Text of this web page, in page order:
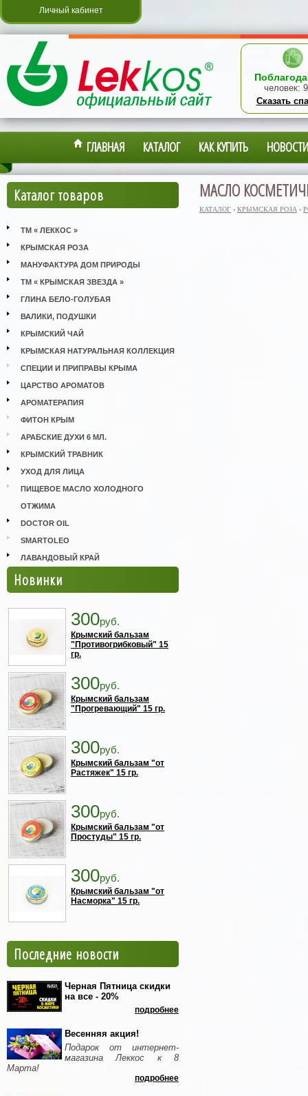
Личный кабинет
человек:
Сказать
ГЛАВНАЯ КАТАЛОГ КАК КУПИТЬ НОВОСТИ
Каталог товаров
ТМ « ЛЕККОС »
КРЫМСКАЯ РОЗА
МАНУФАКТУРА ДОМ ПРИРОДЫ
ТМ « КРЫМСКАЯ ЗВЕЗДА »
ГЛИНА БЕЛО-ГОЛУБАЯ
ВАЛИКИ, ПОДУШКИ
КРЫМСКИЙ ЧАЙ
КРЫМСКАЯ НАТУРАЛЬНАЯ КОЛЛЕКЦИЯ
СПЕЦИИ И ПРИПРАВЫ КРЫМА
ЦАРСТВО АРОМАТОВ
АРОМАТЕРАПИЯ
ФИТОН КРЫМ
АРАБСКИЕ ДУХИ 6 МЛ.
КРЫМСКИЙ ТРАВНИК
УХОД ДЛЯ ЛИЦА
ПИЩЕВОЕ МАСЛО ХОЛОДНОГО
ОТЖИМА
DOCTOR OIL
SMARTOLEO
ЛАВАНДОВЫЙ КРАЙ
Новинки
300руб.
Крымский бальзам
"Противогрибковый" 15
гр.
300руб.
Крымский бальзам
"Прогревающий" 15 гр.
300руб.
Крымский бальзам "от
Растяжек" 15 гр.
300руб.
Крымский бальзам "от
Простуды" 15 гр.
300руб.
Крымский бальзам "от
Насморка" 15 гр.
Последние новости
Черная Пятница скидки
на все - 20%
подробнее
Весенняя акция!
Подарок от интернет-
магазина Леккос к 8
Марта!
подробнее
МАСЛО
КАТАЛОГ › КРЫМСКАЯ РОЗА ›